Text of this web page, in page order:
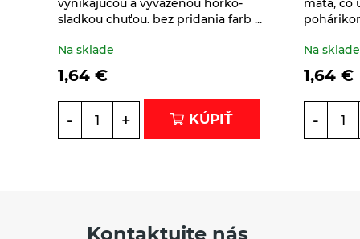
oplátky
Eterické oleje
Éterické oleje na
kulinárske účely
Keramické slniečko
vynikajúcou a vyváženou horko-
sladkou chuťou. bez pridania farb ...
Na sklade
1,64 €
- + KÚPIŤ
mäta, čo
Na sklade
1,64€
-
Kontaktujte nás